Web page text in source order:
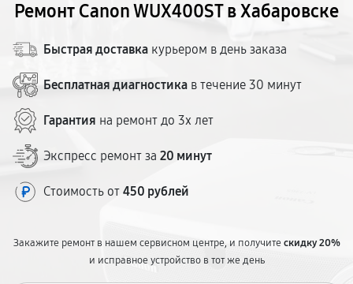
Ремонт Canon WUX400ST в Хабаровске
Быстрая доставка курьером в день заказа
Бесплатная диагностика в течение 30 минут
Гарантия на ремонт до 3х лет
Экспресс ремонт за 20 минут
Стоимость от 450 рублей
Закажите ремонт в нашем сервисном центре, и получитескидку 20%
и исправное устройство в тот же день